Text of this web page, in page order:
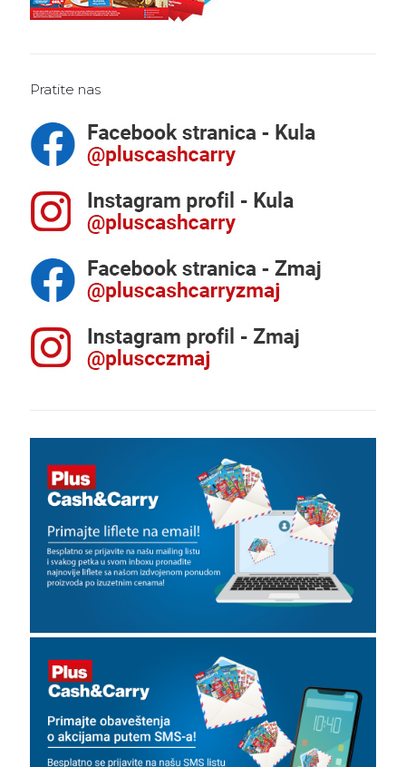
Pratite nas